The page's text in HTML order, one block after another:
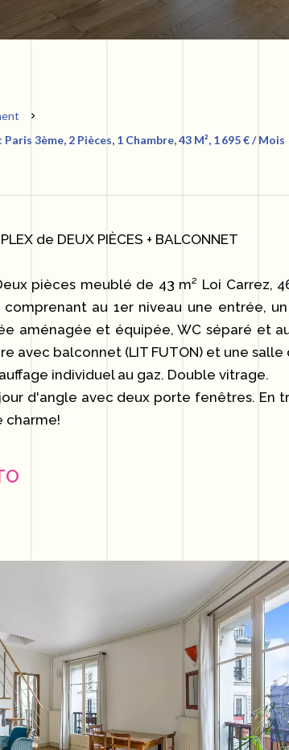
3ème, 2 Pièces, 1 Chambre, 43 M², 1 695 € / Mois
de DEUX PIÈCES + BALCONNET
pièces meublé de 43 m² Loi Carrez,
comprenant au 1er niveau une entrée, un
aménagée et équipée, WC séparé et
avec balconnet (LIT FUTON) et une salle
individuel au gaz. Double vitrage.
d'angle avec deux porte fenêtres. En
charme!